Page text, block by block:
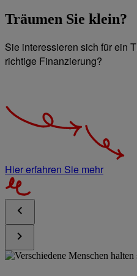
Träumen Sie klein?
Sie interessieren sich für ein
richtige Finanzierung?
Hier erfahren Sie mehr